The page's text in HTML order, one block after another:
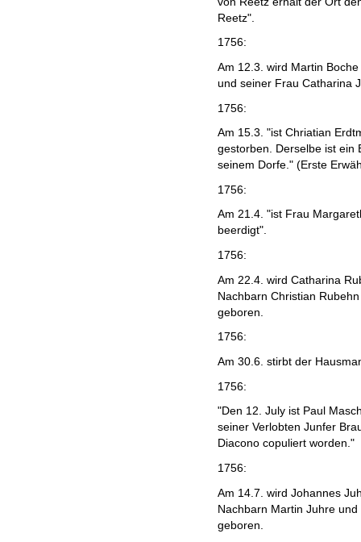
Reetz".
1756:
Am 12.3. wird Martin
und seiner Frau Catharina
1756:
Am 15.3. "ist Chriatian
gestorben. Derselbe ist ein
seinem Dorfe." (Erste
1756:
Am 21.4. "ist Frau
beerdigt".
1756:
Am 22.4. wird Catharina
Nachbarn Christian
geboren.
1756:
Am 30.6. stirbt der
1756:
"Den 12. July ist Paul
seiner Verlobten Junfer
Diacono copuliert worden."
1756:
Am 14.7. wird Johannes
Nachbarn Martin Juhre
geboren.